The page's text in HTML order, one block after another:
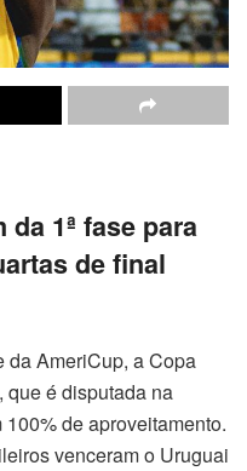
1ª fase para
de final
da AmeriCup, a Copa
que é disputada na
de aproveitamento.
venceram o Uruguai